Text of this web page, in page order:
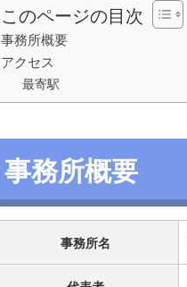
このページの目次
事務所概要
アクセス
最寄駅
事務所概要
事務所名